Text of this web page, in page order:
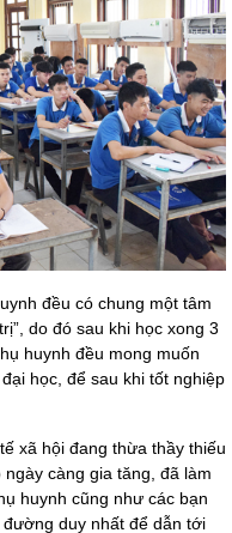
đều có chung một tâm
do đó sau khi học xong 3
huynh đều mong muốn
học, để sau khi tốt nghiệp
xã hội đang thừa thầy thiếu
càng gia tăng, đã làm
huynh cũng như các bạn
duy nhất để dẫn tới